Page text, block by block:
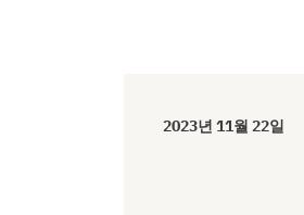
2023년 11월 22일